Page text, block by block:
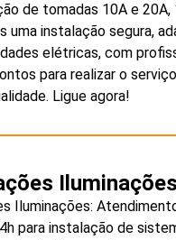
de tomadas 10A e 20A,
uma instalação segura,
elétricas, com
para realizar o
Ligue agora!
Iluminações
Iluminações:
para instalação de